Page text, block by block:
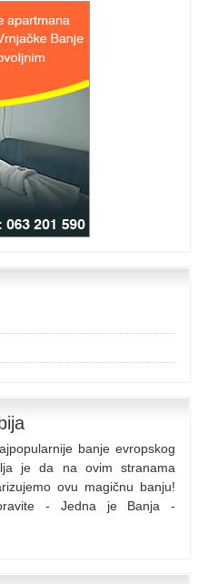
banje evropskog
je da na ovim stranama
ovu magičnu banju!
- Jedna je Banja -